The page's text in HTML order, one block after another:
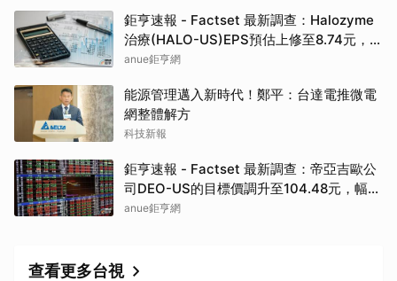
鉅亨速報 - Factset 最新調查：Halozyme
治療(HALO-US)EPS預估上修至8.74元，預
估目標價為105.00元
anue鉅亨網
能源管理邁入新時代！鄭平：台達電推微電
網整體解方
科技新報
鉅亨速報 - Factset 最新調查：帝亞吉歐公
司DEO-US的目標價調升至104.48元，幅度
約3.43%
anue鉅亨網
查看更多台視